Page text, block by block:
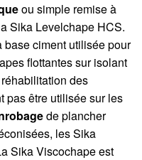
ou simple remise à
Sika Levelchape HCS.
ciment utilisée pour
flottantes sur isolant
des
pas être utilisée sur les
de plancher
les Sika
Sika Viscochape est